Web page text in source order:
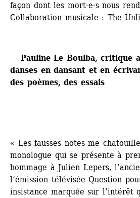
façon dont les mort·e·s nous
Collaboration musicale : The
— Pauline Le Boulba, critique
danses en dansant et en
des poèmes, des essais
« Les fausses notes me
monologue qui se présente à
hommage à Julien Lepers,
l’émission télévisée Question
insistance marquée sur